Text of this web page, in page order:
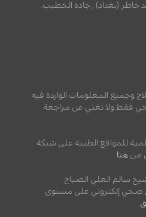
(بغداد) , جادة الخطيب.
وجميع المعلومات الواردة فيه
فقط ولا تغني عن مراجعة
للمواقع الطبية على شبكة
من هنا
سالم العلي الصباح
صحي إلكتروني على مستوى
.